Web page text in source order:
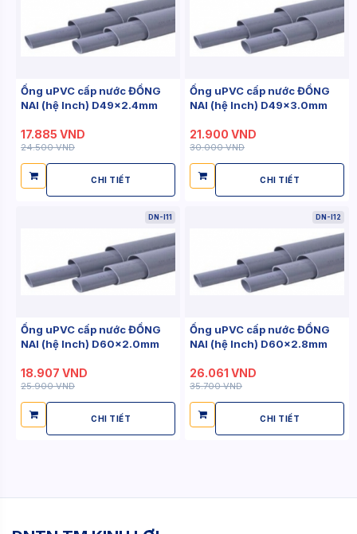
Ống uPVC cấp nước ĐỒNG
NAI (hệ Inch) D49x2.4mm
17.885 VND
24.500 VND
CHI TIẾT
Ống uPVC cấp nước ĐỒNG
NAI (hệ Inch) D49x3.0mm
21.900 VND
30.000 VND
CHI TIẾT
DN-I11
Ống uPVC cấp nước ĐỒNG
NAI (hệ Inch) D60x2.0mm
18.907 VND
25.900 VND
CHI TIẾT
DN-I12
Ống uPVC cấp nước ĐỒNG
NAI (hệ Inch) D60x2.8mm
26.061 VND
35.700 VND
CHI TIẾT